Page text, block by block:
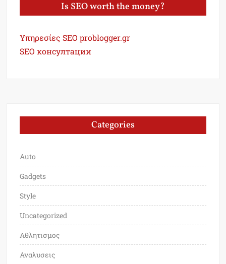
Is SEO worth the money?
Υπηρεσίες SEO problogger.gr
SEO консултации
Categories
Auto
Gadgets
Style
Uncategorized
Αθλητισμος
Αναλυσεις